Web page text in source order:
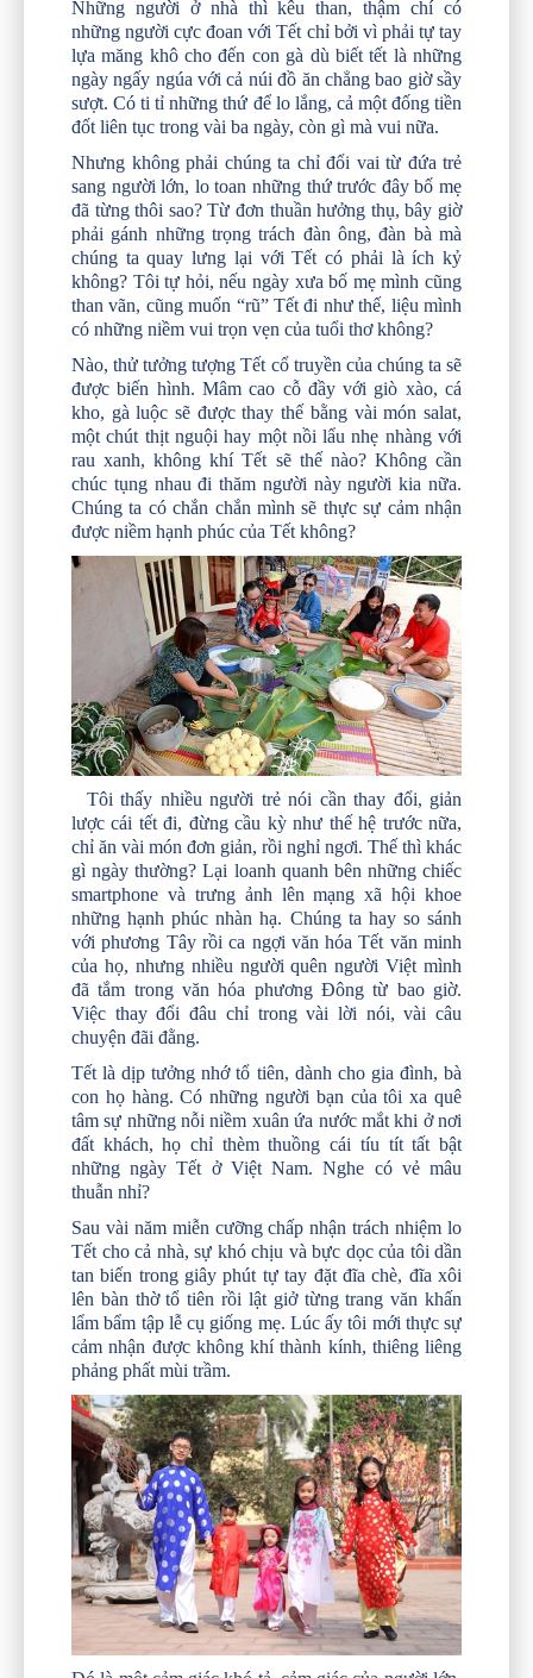
Những người ở nhà thì kêu than, thậm chí có
những người cực đoan với Tết chỉ bởi vì phải tự tay
lựa măng khô cho đến con gà dù biết tết là những
ngày ngấy ngúa với cả núi đồ ăn chẳng bao giờ sầy
sượt. Có ti tỉ những thứ để lo lắng, cả một đống tiền
đốt liên tục trong vài ba ngày, còn gì mà vui nữa.
Nhưng không phải chúng ta chỉ đổi vai từ đứa trẻ
sang người lớn, lo toan những thứ trước đây bố mẹ
đã từng thôi sao? Từ đơn thuần hưởng thụ, bây giờ
phải gánh những trọng trách đàn ông, đàn bà mà
chúng ta quay lưng lại với Tết có phải là ích kỷ
không? Tôi tự hỏi, nếu ngày xưa bố mẹ mình cũng
than vãn, cũng muốn “rũ” Tết đi như thế, liệu mình
có những niềm vui trọn vẹn của tuổi thơ không?
Nào, thử tưởng tượng Tết cổ truyền của chúng ta sẽ
được biến hình. Mâm cao cỗ đầy với giò xào, cá
kho, gà luộc sẽ được thay thế bằng vài món salat,
một chút thịt nguội hay một nồi lẩu nhẹ nhàng với
rau xanh, không khí Tết sẽ thế nào? Không cần
chúc tụng nhau đi thăm người này người kia nữa.
Chúng ta có chắn chắn mình sẽ thực sự cảm nhận
được niềm hạnh phúc của Tết không?
Tôi thấy nhiều người trẻ nói cần thay đổi, giản
lược cái tết đi, đừng cầu kỳ như thế hệ trước nữa,
chỉ ăn vài món đơn giản, rồi nghỉ ngơi. Thế thì khác
gì ngày thường? Lại loanh quanh bên những chiếc
smartphone và trưng ảnh lên mạng xã hội khoe
những hạnh phúc nhàn hạ. Chúng ta hay so sánh
với phương Tây rồi ca ngợi văn hóa Tết văn minh
của họ, nhưng nhiều người quên người Việt mình
đã tắm trong văn hóa phương Đông từ bao giờ.
Việc thay đổi đâu chỉ trong vài lời nói, vài câu
chuyện đãi đằng.
Tết là dịp tưởng nhớ tổ tiên, dành cho gia đình, bà
con họ hàng. Có những người bạn của tôi xa quê
tâm sự những nỗi niềm xuân ứa nước mắt khi ở nơi
đất khách, họ chỉ thèm thuồng cái tíu tít tất bật
những ngày Tết ở Việt Nam. Nghe có vẻ mâu
thuẫn nhỉ?
Sau vài năm miễn cưỡng chấp nhận trách nhiệm lo
Tết cho cả nhà, sự khó chịu và bực dọc của tôi dần
tan biến trong giây phút tự tay đặt đĩa chè, đĩa xôi
lên bàn thờ tổ tiên rồi lật giở từng trang văn khấn
lẩm bẩm tập lễ cụ giống mẹ. Lúc ấy tôi mới thực sự
cảm nhận được không khí thành kính, thiêng liêng
phảng phất mùi trầm.